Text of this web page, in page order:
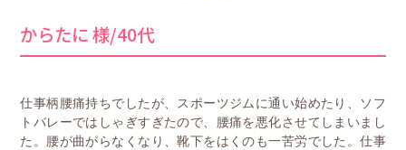
からたに 様/40代
仕事柄腰痛持ちでしたが、スポーツジムに通い始めたり、ソフ
トバレーではしゃぎすぎたので、腰痛を悪化させてしまいまし
た。腰が曲がらなくなり、靴下をはくのも一苦労でした。仕事